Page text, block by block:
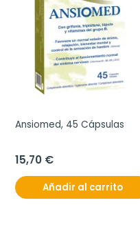
Ansiomed, 45 Cápsulas
15,70 €
Añadir al carrito